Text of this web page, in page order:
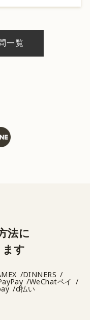
日の施術をご
気軽にご相談
一覧
法に
す
DINNERS
WeChatペイ
d払い